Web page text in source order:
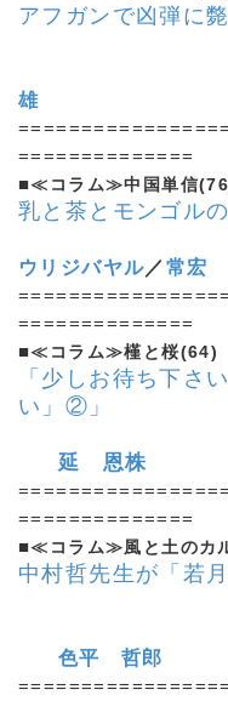
アフガンで凶弾に
雄
==============
■≪コラム≫中国単信
乳と茶とモンゴル
ウリジバヤル／ 常宏
==============
■≪コラム≫槿と桜(64)
「少しお待ち下さ
い」②」
延 恩株
==============
■≪コラム≫風と土のカ
中村哲先生が「若
色平 哲郎